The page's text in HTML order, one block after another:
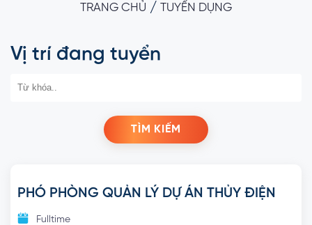
TRANG CHỦ / TUYỂN DỤNG
Vị trí đang tuyển
TÌM KIẾM
PHÓ PHÒNG QUẢN LÝ DỰ ÁN THỦY ĐIỆN
Fulltime